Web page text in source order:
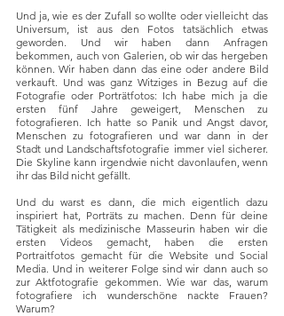
Und ja, wie es der Zufall so wollte oder vielleicht das
Universum, ist aus den Fotos tatsächlich etwas
geworden. Und wir haben dann Anfragen
bekommen, auch von Galerien, ob wir das hergeben
können. Wir haben dann das eine oder andere Bild
verkauft. Und was ganz Witziges in Bezug auf die
Fotografie oder Porträtfotos: Ich habe mich ja die
ersten fünf Jahre geweigert, Menschen zu
fotografieren. Ich hatte so Panik und Angst davor,
Menschen zu fotografieren und war dann in der
Stadt und Landschaftsfotografie immer viel sicherer.
Die Skyline kann irgendwie nicht davonlaufen, wenn
ihr das Bild nicht gefällt.
Und du warst es dann, die mich eigentlich dazu
inspiriert hat, Porträts zu machen. Denn für deine
Tätigkeit als medizinische Masseurin haben wir die
ersten Videos gemacht, haben die ersten
Portraitfotos gemacht für die Website und Social
Media. Und in weiterer Folge sind wir dann auch so
zur Aktfotografie gekommen. Wie war das, warum
fotografiere ich wunderschöne nackte Frauen?
Warum?